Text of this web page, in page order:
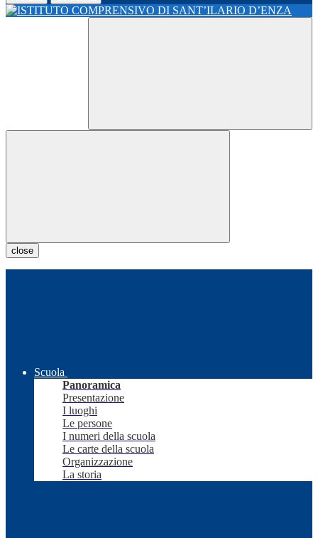
close
Scuola
Panoramica
Presentazione
I luoghi
Le persone
I numeri della scuola
Le carte della scuola
Organizzazione
La storia